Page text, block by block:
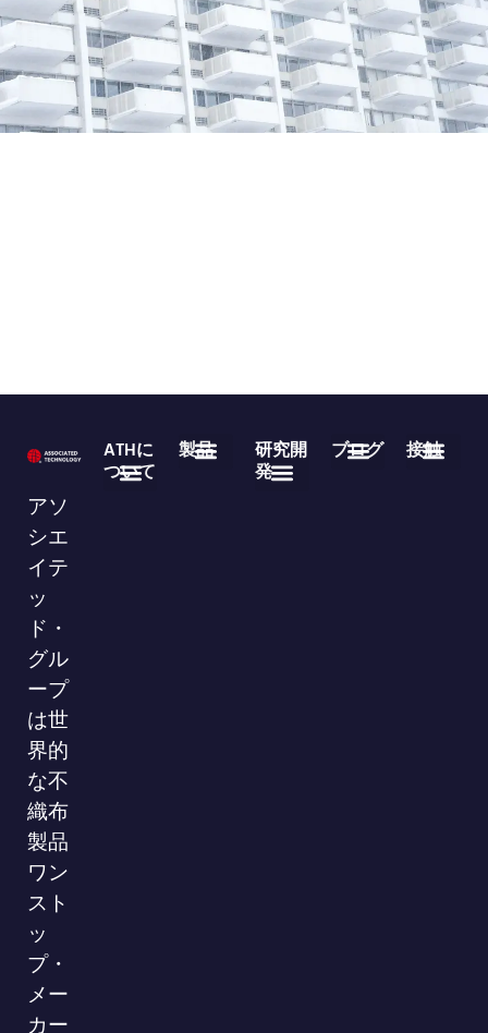
アソ
シエ
イテ
ッ
ド・
グル
ープ
は世
界的
な不
織布
製品
ワン
スト
ッ
プ・
メー
カー
ATHに
ついて
製品
研究開
発
ブログ 接触